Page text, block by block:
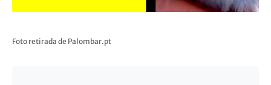
Foto retirada de Palombar.pt